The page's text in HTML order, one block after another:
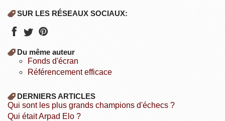
SUR LES RÉSEAUX SOCIAUX:
Du même auteur
fonds d'écran
référencement efficace
DERNIERS ARTICLES
Qui sont les plus grands champions d'échecs ?
Qui était Arpad Elo ?